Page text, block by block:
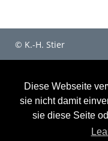
Diese Webseite
sie nicht damit
sie diese Seite
© K.-H. Stier